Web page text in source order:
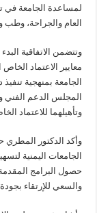
لمساعدة الجامعة في
العام والجراحة، وطب
وتتضمن الاتفاقية
معايير الاعتماد
الجامعة بمنهجية
المجلس الدعم
وتأهيلهما للاعتماد
وأكد الدكتور
الجامعات اليمنية
حصول البرامج المقدمة
والسعي للإرتقاء